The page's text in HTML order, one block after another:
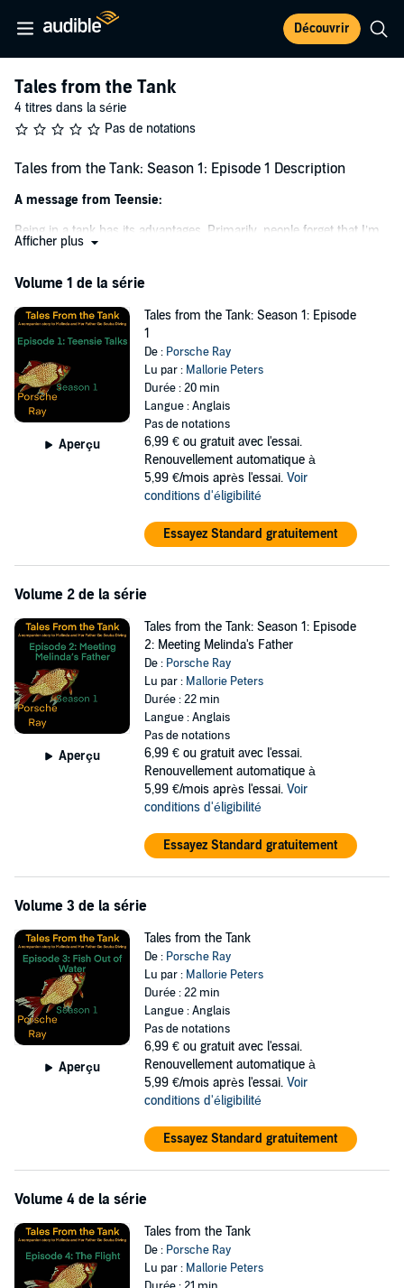
Découvrir
Tales from the Tank
4 titres dans la série
Pas de notations
Tales from the Tank: Season 1: Episode 1 Description
A message from Teensie:
Being in a tank has its advantages. Primarily, people forget that I’m
there. I mean, let’s be realistic for a moment, even when they do
But that’s not my full story. See, I’m more than
talk—and the people I talk to can understand me.
I live with an amazing family: Melinda and her father, who are doing
everything they can do to keep me safe and give me the life I dream
about.
Melinda has her books, and I have mine. This is my side of the
Tales from the Tank, you’ll hear about what actually goes on
in the Longers' home, and out in the community!
This short story is Season 1: Episode 1 of
Season 1 matches up with book one of the Melinda series,
and Her Father Go Scuba Diving. These stories contain bonus
content that are
included in the novels, but the storyline does
run parallel to what you will hear in the larger stories.
Like all books in the Melinda series, the content is safe, fun, and
absolutely age-appropriate.
©2022 Fallen Leaves Publishing (P)2022 Fallen Leaves Publishing
Afficher plus
Volume 1 de la série
Aperçu
Tales from the Tank: Season 1: Episode
1
De : Porsche Ray
Lu par : Mallorie Peters
Durée : 20 min
Langue : Anglais
Pas de notations
6,99 € ou gratuit avec l'essai.
Renouvellement automatique à
5,99 €/mois après l'essai. Voir
conditions d'éligibilité
Essayez Standard gratuitement
Volume 2 de la série
Aperçu
Tales from the Tank: Season 1: Episode
2: Meeting Melinda's Father
De : Porsche Ray
Lu par : Mallorie Peters
Durée : 22 min
Langue : Anglais
Pas de notations
6,99 € ou gratuit avec l'essai.
Renouvellement automatique à
5,99 €/mois après l'essai. Voir
conditions d'éligibilité
Essayez Standard gratuitement
Volume 3 de la série
Aperçu
Tales from the Tank
De : Porsche Ray
Lu par : Mallorie Peters
Durée : 22 min
Langue : Anglais
Pas de notations
6,99 € ou gratuit avec l'essai.
Renouvellement automatique à
5,99 €/mois après l'essai. Voir
conditions d'éligibilité
Essayez Standard gratuitement
Volume 4 de la série
Tales from the Tank
De : Porsche Ray
Lu par : Mallorie Peters